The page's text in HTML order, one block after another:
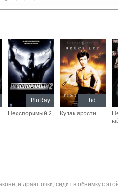
Неоспоримый 2
BluRay
Кулак ярости
hd
и драит очки, сидит в обнимку с